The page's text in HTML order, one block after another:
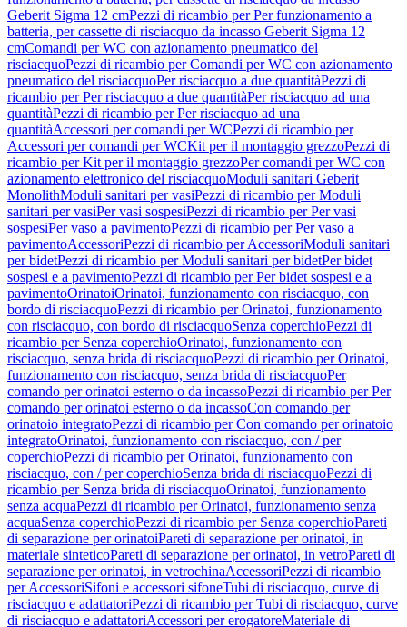
Geberit Sigma 12 cmPezzi di ricambio per Per funzionamento a
batteria, per cassette di risciacquo da incasso Geberit Sigma 12
cmComandi per WC con azionamento pneumatico del
risciacquoPezzi di ricambio per Comandi per WC con azionamento
pneumatico del risciacquoPer risciacquo a due quantitàPezzi di
ricambio per Per risciacquo a due quantitàPer risciacquo ad una
quantitàPezzi di ricambio per Per risciacquo ad una
quantitàAccessori per comandi per WCPezzi di ricambio per
Accessori per comandi per WCKit per il montaggio grezzoPezzi di
ricambio per Kit per il montaggio grezzoPer comandi per WC con
azionamento elettronico del risciacquoModuli sanitari Geberit
MonolithModuli sanitari per vasiPezzi di ricambio per Moduli
sanitari per vasiPer vasi sospesiPezzi di ricambio per Per vasi
sospesiPer vaso a pavimentoPezzi di ricambio per Per vaso a
pavimentoAccessoriPezzi di ricambio per AccessoriModuli sanitari
per bidetPezzi di ricambio per Moduli sanitari per bidetPer bidet
sospesi e a pavimentoPezzi di ricambio per Per bidet sospesi e a
pavimentoOrinatoiOrinatoi, funzionamento con risciacquo, con
bordo di risciacquoPezzi di ricambio per Orinatoi, funzionamento
con risciacquo, con bordo di risciacquoSenza coperchioPezzi di
ricambio per Senza coperchioOrinatoi, funzionamento con
risciacquo, senza brida di risciacquoPezzi di ricambio per Orinatoi,
funzionamento con risciacquo, senza brida di risciacquoPer
comando per orinatoi esterno o da incassoPezzi di ricambio per Per
comando per orinatoi esterno o da incassoCon comando per
orinatoio integratoPezzi di ricambio per Con comando per orinatoio
integratoOrinatoi, funzionamento con risciacquo, con / per
coperchioPezzi di ricambio per Orinatoi, funzionamento con
risciacquo, con / per coperchioSenza brida di risciacquoPezzi di
ricambio per Senza brida di risciacquoOrinatoi, funzionamento
senza acquaPezzi di ricambio per Orinatoi, funzionamento senza
acquaSenza coperchioPezzi di ricambio per Senza coperchioPareti
di separazione per orinatoiPareti di separazione per orinatoi, in
materiale sinteticoPareti di separazione per orinatoi, in vetroPareti di
separazione per orinatoi, in vetrochinaAccessoriPezzi di ricambio
per AccessoriSifoni e accessori sifoneTubi di risciacquo, curve di
risciacquo e adattatoriPezzi di ricambio per Tubi di risciacquo, curve
di risciacquo e adattatoriAccessori per erogatoreMateriale di